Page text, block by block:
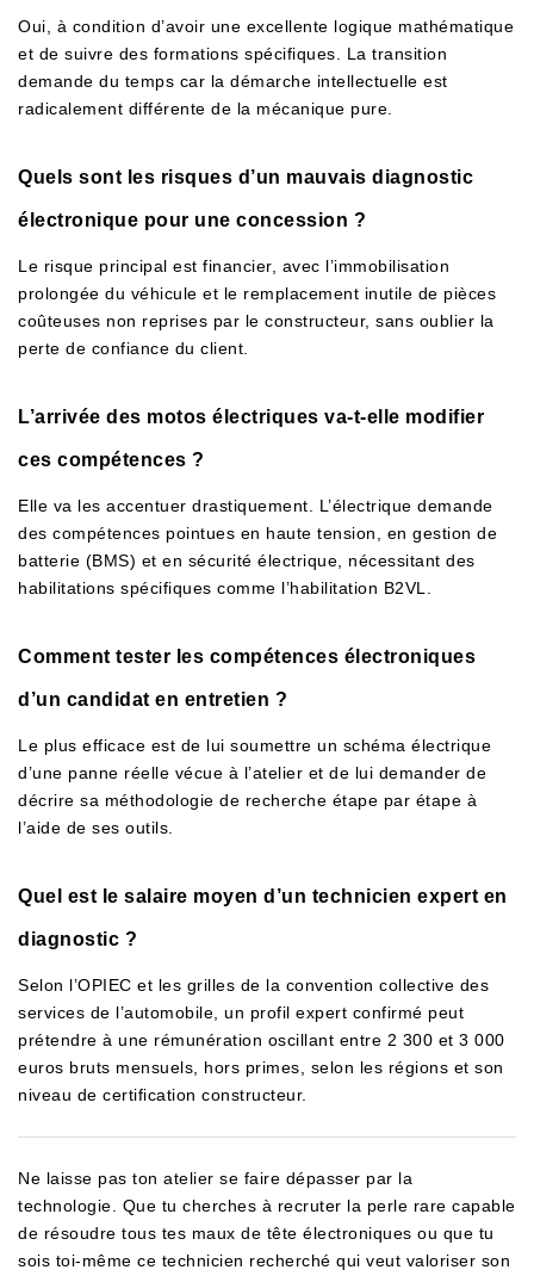
Oui, à condition d’avoir une excellente logique mathématique
et de suivre des formations spécifiques. La transition
demande du temps car la démarche intellectuelle est
radicalement différente de la mécanique pure.
Quels sont les risques d’un mauvais diagnostic
électronique pour une concession ?
Le risque principal est financier, avec l’immobilisation
prolongée du véhicule et le remplacement inutile de pièces
coûteuses non reprises par le constructeur, sans oublier la
perte de confiance du client.
L’arrivée des motos électriques va-t-elle modifier
ces compétences ?
Elle va les accentuer drastiquement. L’électrique demande
des compétences pointues en haute tension, en gestion de
batterie (BMS) et en sécurité électrique, nécessitant des
habilitations spécifiques comme l’habilitation B2VL.
Comment tester les compétences électroniques
d’un candidat en entretien ?
Le plus efficace est de lui soumettre un schéma électrique
d’une panne réelle vécue à l’atelier et de lui demander de
décrire sa méthodologie de recherche étape par étape à
l’aide de ses outils.
Quel est le salaire moyen d’un technicien expert en
diagnostic ?
Selon l’OPIEC et les grilles de la convention collective des
services de l’automobile, un profil expert confirmé peut
prétendre à une rémunération oscillant entre 2 300 et 3 000
euros bruts mensuels, hors primes, selon les régions et son
niveau de certification constructeur.
Ne laisse pas ton atelier se faire dépasser par la
technologie. Que tu cherches à recruter la perle rare capable
de résoudre tous tes maux de tête électroniques ou que tu
sois toi-même ce technicien recherché qui veut valoriser son